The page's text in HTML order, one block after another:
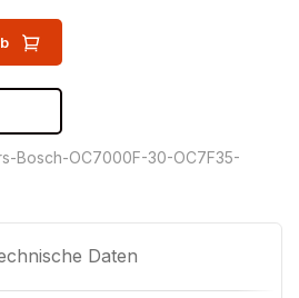
Bosch-OC7000F-30-OC7F35-
Daten